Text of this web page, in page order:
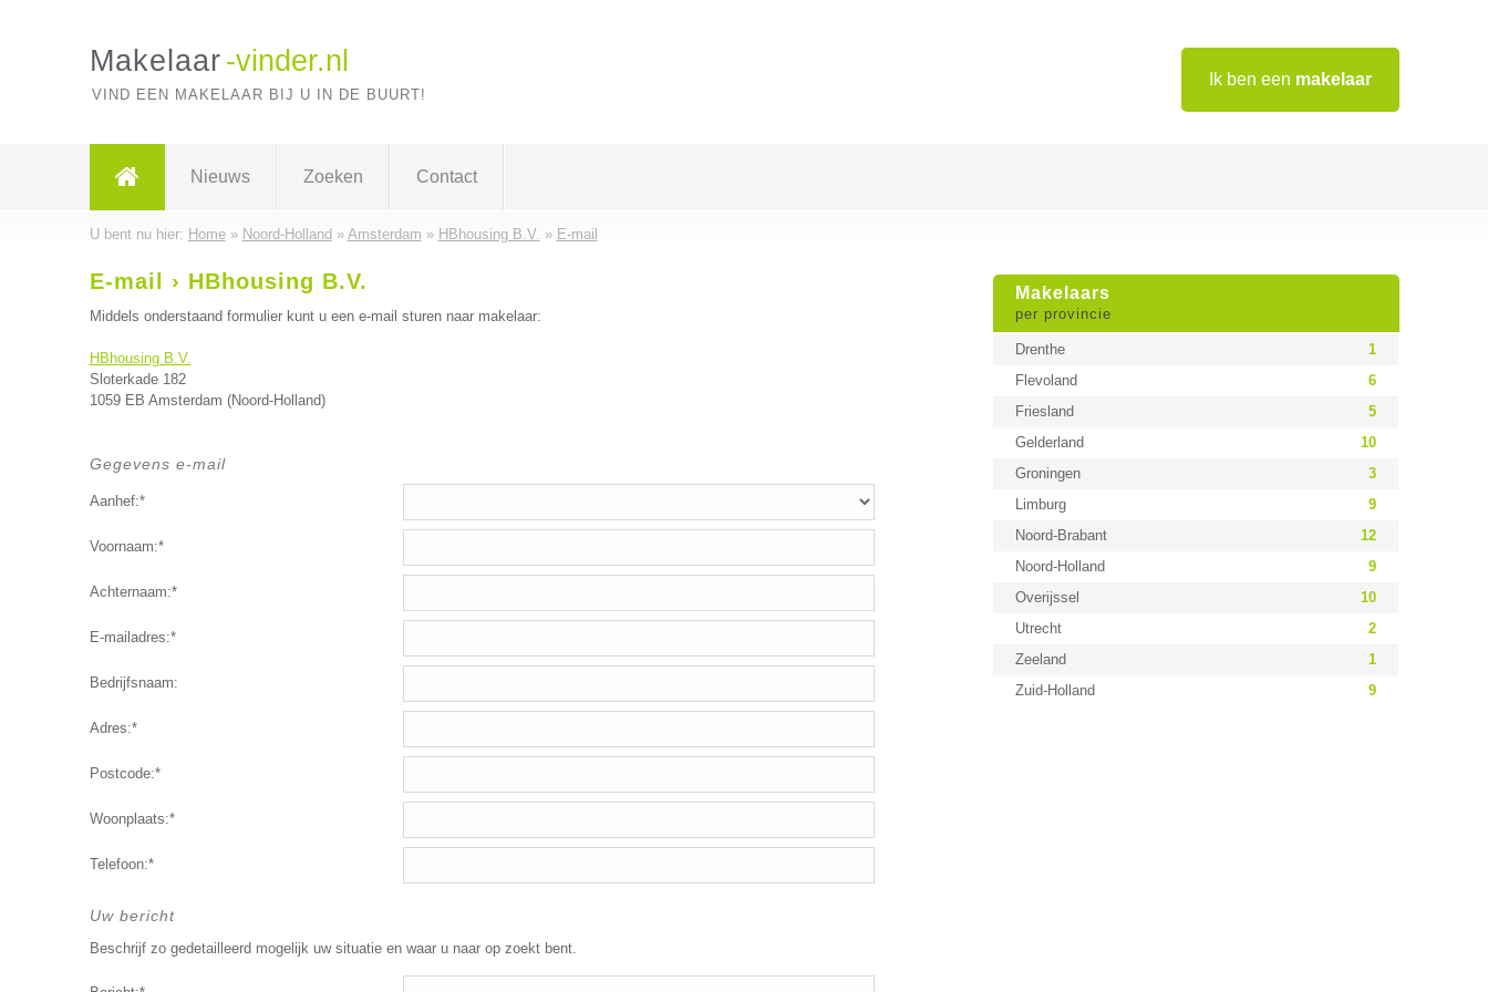
Ik ben een makelaar
Makelaar -vinder.nl
VIND EEN MAKELAAR BIJ U IN DE BUURT!
Nieuws Zoeken Contact
U bent nu hier: Home» Noord-Holland » Amsterdam » HBhousing B.V. » E-mail
Makelaars
per provincie
Drenthe
1
Flevoland
6
Friesland
5
Gelderland
10
Groningen
3
Limburg
9
Noord-Brabant
12
Noord-Holland
9
Overijssel
10
Utrecht
2
Zeeland
1
Zuid-Holland
9
E-mail › HBhousing B.V.
Middels onderstaand formulier kunt u een e-mail sturen naar makelaar:
HBhousing B.V.
Sloterkade 182
1059 EB Amsterdam (Noord-Holland)
Gegevens e-mail
Aanhef:*
Voornaam:*
Achternaam:*
E-mailadres:*
Bedrijfsnaam:
Adres:*
Postcode:*
Woonplaats:*
Telefoon:*
Uw bericht
Beschrijf zo gedetailleerd mogelijk uw situatie en waar u naar op zoekt bent.